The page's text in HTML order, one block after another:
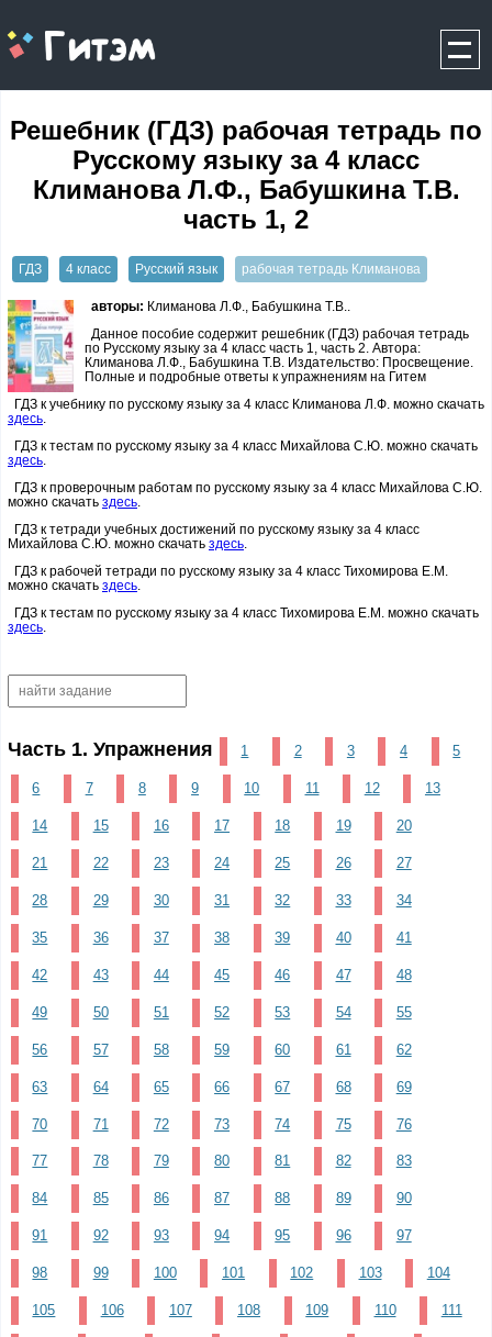
gitem.me
Решебник (ГДЗ) рабочая тетрадь по
Русскому языку за 4 класс
Климанова Л.Ф., Бабушкина Т.В.
часть 1, 2
ГДЗ 4 класс Русский язык рабочая тетрадь Климанова
авторы: Климанова Л.Ф., Бабушкина Т.В..
Данное пособие содержит решебник (ГДЗ) рабочая тетрадь
по Русскому языку за 4 класс часть 1, часть 2. Автора:
Климанова Л.Ф., Бабушкина Т.В. Издательство: Просвещение.
Полные и подробные ответы к упражнениям на Гитем
ГДЗ к учебнику по русскому языку за 4 класс Климанова Л.Ф. можно скачать
здесь
ГДЗ к тестам по русскому языку за 4 класс Михайлова С.Ю. можно скачать
здесь
ГДЗ к проверочным работам по русскому языку за 4 класс Михайлова С.Ю.
можно скачать здесь
ГДЗ к тетради учебных достижений по русскому языку за 4 класс
Михайлова С.Ю. можно скачать здесь
ГДЗ к рабочей тетради по русскому языку за 4 класс Тихомирова Е.М.
можно скачать здесь
ГДЗ к тестам по русскому языку за 4 класс Тихомирова Е.М. можно скачать
здесь
Часть 1. Упражнения 1 2 3 4 5
6 7 8 9 10 11 12 13
14 15 16 17 18 19 20
21 22 23 24 25 26 27
28 29 30 31 32 33 34
35 36 37 38 39 40 41
42 43 44 45 46 47 48
49 50 51 52 53 54 55
56 57 58 59 60 61 62
63 64 65 66 67 68 69
70 71 72 73 74 75 76
77 78 79 80 81 82 83
84 85 86 87 88 89 90
91 92 93 94 95 96 97
98 99 100 101 102 103 104
105 106 107 108 109 110 111